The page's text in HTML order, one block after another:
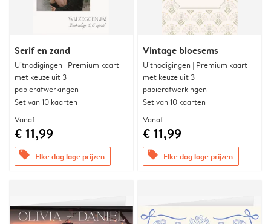
Serif en zand
Uitnodigingen | Premium kaart
met keuze uit 3
papierafwerkingen
Set van 10 kaarten
Vanaf
€ 11,99
offers Elke dag lage prijzen
Vintage bloesems
Uitnodigingen | Premium kaart
met keuze uit 3
papierafwerkingen
Set van 10 kaarten
Vanaf
€ 11,99
offers Elke dag lage prijzen